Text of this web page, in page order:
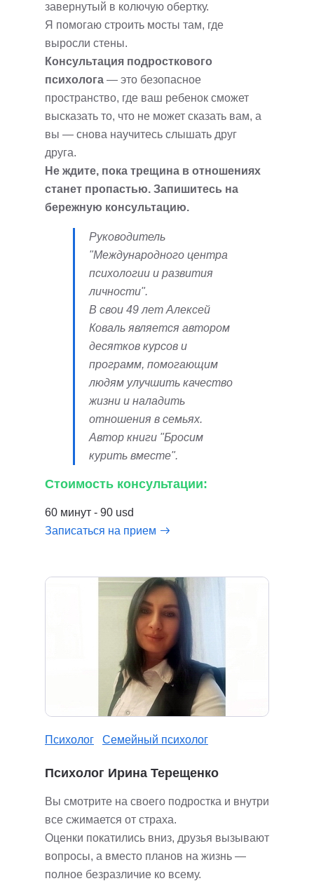
завернутый в колючую обертку.
Я помогаю строить мосты там, где
выросли стены.
Консультация подросткового
психолога — это безопасное
пространство, где ваш ребенок сможет
высказать то, что не может сказать вам, а
вы — снова научитесь слышать друг
друга.
Не ждите, пока трещина в отношениях
станет пропастью. Запишитесь на
бережную консультацию.
Руководитель
"Международного центра
психологии и развития
личности".
В свои 49 лет Алексей
Коваль является автором
десятков курсов и
программ, помогающим
людям улучшить качество
жизни и наладить
отношения в семьях.
Автор книги "Бросим
курить вместе".
Стоимость консультации:
60 минут - 90 usd
Записаться на прием
Психолог Семейный психолог
Психолог Ирина Терещенко
Вы смотрите на своего подростка и внутри
все сжимается от страха.
Оценки покатились вниз, друзья вызывают
вопросы, а вместо планов на жизнь —
полное безразличие ко всему.